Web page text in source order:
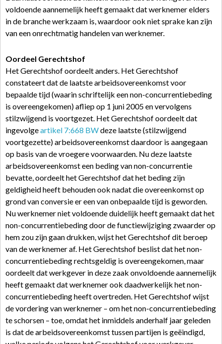
voldoende aannemelijk heeft gemaakt dat werknemer elders
in de branche werkzaam is, waardoor ook niet sprake kan zijn
van een onrechtmatig handelen van werknemer.
Oordeel Gerechtshof
Het Gerechtshof oordeelt anders. Het Gerechtshof
constateert dat de laatste arbeidsovereenkomst voor
bepaalde tijd (waarin schriftelijk een non-concurrentiebeding
is overeengekomen) afliep op 1 juni 2005 en vervolgens
stilzwijgend is voortgezet. Het Gerechtshof oordeelt dat
ingevolgeartikel 7:668 BWdeze laatste (stilzwijgend
voortgezette) arbeidsovereenkomst daardoor is aangegaan
op basis van de vroegere voorwaarden. Nu deze laatste
arbeidsovereenkomst een beding van non-concurrentie
bevatte, oordeelt het Gerechtshof dat het beding zijn
geldigheid heeft behouden ook nadat die overeenkomst op
grond van conversie er een van onbepaalde tijd is geworden.
Nu werknemer niet voldoende duidelijk heeft gemaakt dat het
non-concurrentiebeding door de functiewijziging zwaarder op
hem zou zijn gaan drukken, wijst het Gerechtshof dit beroep
van de werknemer af. Het Gerechtshof beslist dat het non-
concurrentiebeding rechtsgeldig is overeengekomen, maar
oordeelt dat werkgever in deze zaak onvoldoende aannemelijk
heeft gemaakt dat werknemer ook daadwerkelijk het non-
concurrentiebeding heeft overtreden. Het Gerechtshof wijst
de vordering van werknemer – om het non-concurrentiebeding
te schorsen – toe, omdat het inmiddels anderhalf jaar geleden
is dat de arbeidsovereenkomst tussen partijen is geëindigd,